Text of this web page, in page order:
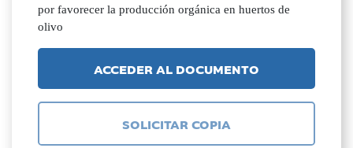
por favorecer la producción orgánica en huertos de
olivo
ACCEDER AL DOCUMENTO
SOLICITAR COPIA